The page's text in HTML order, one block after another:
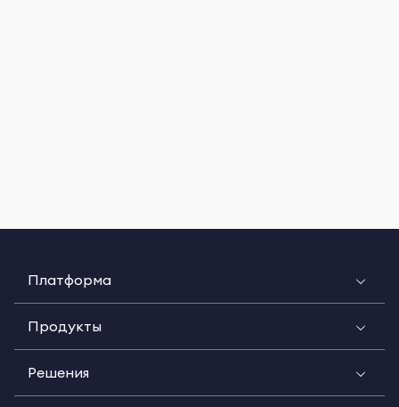
Платформа
Продукты
Решения